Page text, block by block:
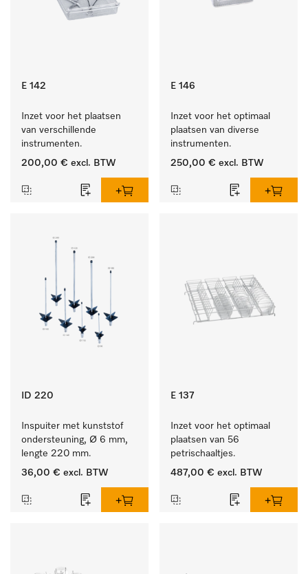
E 142
Inzet voor het plaatsen
van verschillende
instrumenten.
200,00 € excl. BTW
E 146
Inzet voor het optimaal
plaatsen van diverse
instrumenten.
250,00 € excl. BTW
ID 220
Inspuiter met kunststof
ondersteuning, Ø 6 mm,
lengte 220 mm.
36,00 € excl. BTW
E 137
Inzet voor het optimaal
plaatsen van 56
petrischaaltjes.
487,00 € excl. BTW